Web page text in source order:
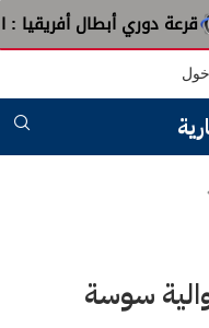
أبطال أفريقيا : النادي
سوسة